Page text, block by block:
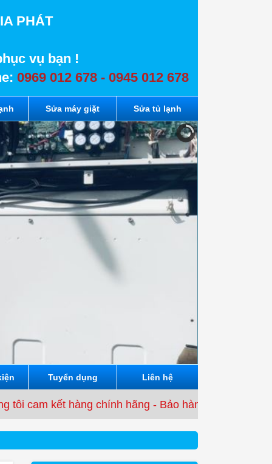
PHÁT
vụ bạn !
0969 012 678 - 0945 012 678
Sửa máy giặt Sửa tủ lạnh
Tuyển dụng Liên hệ
kết hàng chính hãng - Bảo hành từ 3 tháng đến